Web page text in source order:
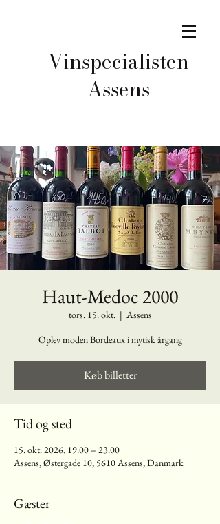
Vinspecialisten
Assens
Haut-Medoc 2000
tors. 15. okt.
  |
Assens
Oplev moden Bordeaux i mytisk årgang
Køb billetter
Tid og sted
15. okt. 2026, 19.00 – 23.00
Assens, Østergade 10, 5610 Assens, Danmark
Gæster